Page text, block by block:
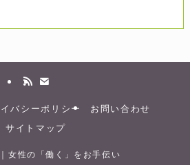
バシーポリシー
お問い合わせ
サイトマップ
女性の「働く」をお手伝い